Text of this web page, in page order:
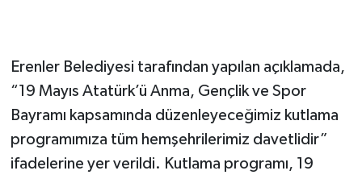
Erenler Belediyesi tarafından yapılan açıklamada,
“19 Mayıs Atatürk’ü Anma, Gençlik ve Spor
Bayramı kapsamında düzenleyeceğimiz kutlama
programımıza tüm hemşehrilerimiz davetlidir”
ifadelerine yer verildi. Kutlama programı, 19